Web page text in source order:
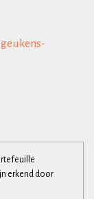
erkend door